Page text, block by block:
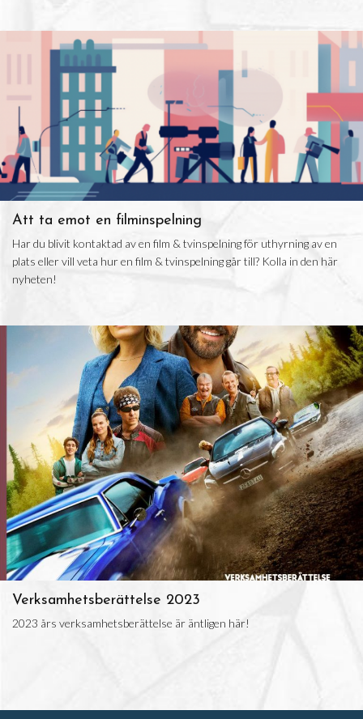
Att ta emot en filminspelning
Har du blivit kontaktad av en film & tvinspelning för uthyrning av en
plats eller vill veta hur en film & tvinspelning går till? Kolla in den här
nyheten!
Verksamhetsberättelse 2023
2023 års verksamhetsberättelse är äntligen här!